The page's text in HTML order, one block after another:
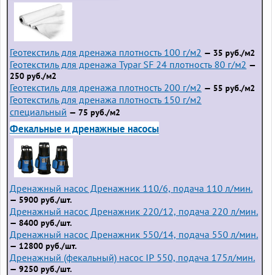
Геотекстиль для дренажа плотность 100 г/м2 — 35 руб./м2
Геотекстиль для дренажа Typar SF 24 плотность 80 г/м2 —
250 руб./м2
Геотекстиль для дренажа плотность 200 г/м2 — 55 руб./м2
Геотекстиль для дренажа плотность 150 г/м2
специальный — 75 руб./м2
Фекальные и дренажные насосы
Дренажный насос Дренажник 110/6, подача 110 л/мин.
— 5900 руб./шт.
Дренажный насос Дренажник 220/12, подача 220 л/мин.
— 8400 руб./шт.
Дренажный насос Дренажник 550/14, подача 550 л/мин.
— 12800 руб./шт.
Дренажный (фекальный) насос IP 550, подача 175л/мин.
— 9250 руб./шт.